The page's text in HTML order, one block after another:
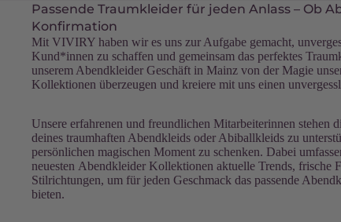
Passende Traumkleider für jeden Anlass – Ob
Konfirmation
Mit VIVIRY haben wir es uns zur Aufgabe gemacht,
Kund*innen zu schaffen und gemeinsam das perfektes
unserem Abendkleider Geschäft in Mainz von der Magie
Kollektionen überzeugen und kreiere mit uns einen
Unsere erfahrenen und freundlichen Mitarbeiterinnen stehen
deines traumhaften Abendkleids oder Abiballkleids zu
persönlichen magischen Moment zu schenken. Dabei
neuesten Abendkleider Kollektionen aktuelle Trends, frische
Stilrichtungen, um für jeden Geschmack das passende
bieten.